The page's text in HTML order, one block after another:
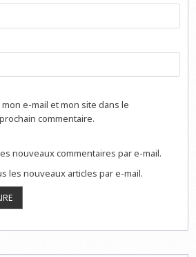
e-mail et mon site dans le
commentaire.
nouveaux commentaires par e-mail.
les nouveaux articles par e-mail.